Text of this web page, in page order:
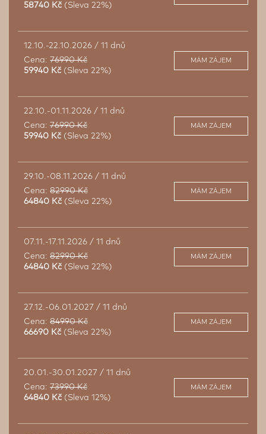
58740 Kč (Sleva 22%)
12.10.-22.10.2026 / 11 dnů
Cena: 76990 Kč
59940 Kč (Sleva 22%)
MÁM ZÁJEM
22.10.-01.11.2026 / 11 dnů
Cena: 76990 Kč
59940 Kč (Sleva 22%)
MÁM ZÁJEM
29.10.-08.11.2026 / 11 dnů
Cena: 82990 Kč
64840 Kč (Sleva 22%)
MÁM ZÁJEM
07.11.-17.11.2026 / 11 dnů
Cena: 82990 Kč
64840 Kč (Sleva 22%)
MÁM ZÁJEM
27.12.-06.01.2027 / 11 dnů
Cena: 84990 Kč
66690 Kč (Sleva 22%)
MÁM ZÁJEM
20.01.-30.01.2027 / 11 dnů
Cena: 73990 Kč
64840 Kč (Sleva 12%)
MÁM ZÁJEM